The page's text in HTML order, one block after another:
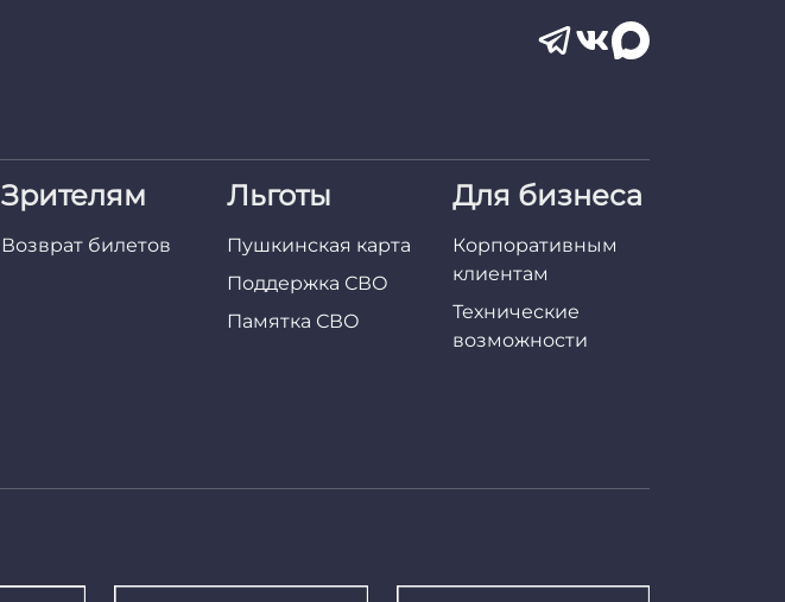
Зрителям
Возврат билетов
Льготы
Пушкинская карта
Поддержка СВО
Памятка СВО
Для бизнеса
Корпоративным
клиентам
Технические
возможности